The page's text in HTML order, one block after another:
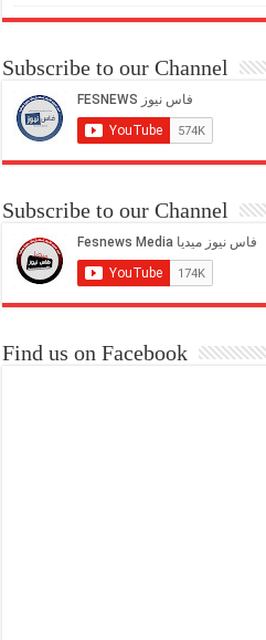
Subscribe to our Channel
Subscribe to our Channel
Find us on Facebook